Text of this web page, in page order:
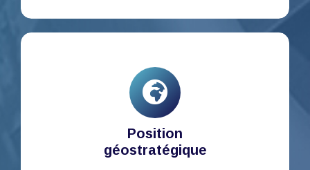
Position
géostratégique